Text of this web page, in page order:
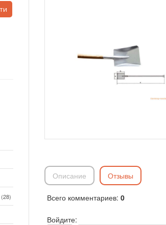
(28)
Описание Отзывы
Всего комментариев: 0
Войдите: